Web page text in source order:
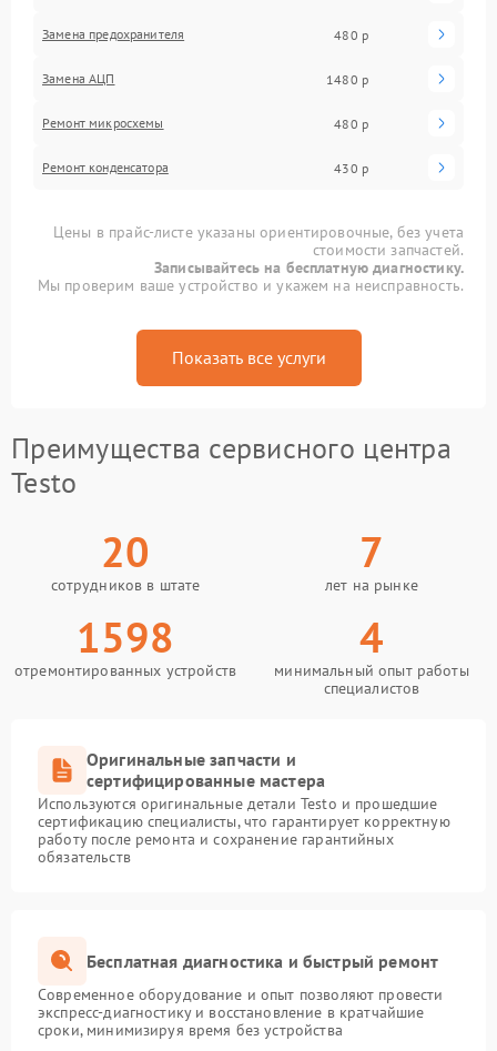
Замена предохранителя 480 р
Замена АЦП 1480 р
Ремонт микросхемы 480 р
Ремонт конденсатора 430 р
Цены в прайс-листе указаны ориентировочные, без учета
стоимости запчастей.
Записывайтесь на бесплатную диагностику.
Мы проверим ваше устройство и укажем на неисправность.
Показать все услуги
Преимущества сервисного центра
Testo
20
сотрудников в штате
7
лет на рынке
1598
отремонтированных устройств
4
минимальный опыт работы
специалистов
Оригинальные запчасти и
сертифицированные мастера
Используются оригинальные детали Testo и прошедшие
сертификацию специалисты, что гарантирует корректную
работу после ремонта и сохранение гарантийных
обязательств
Бесплатная диагностика и быстрый ремонт
Современное оборудование и опыт позволяют провести
экспресс-диагностику и восстановление в кратчайшие
сроки, минимизируя время без устройства